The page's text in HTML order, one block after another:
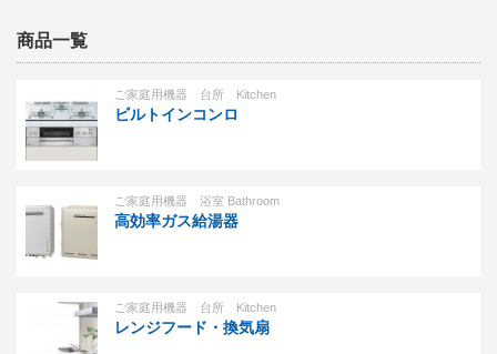
商品一覧
ご家庭用機器 台所 Kitchen
ビルトインコンロ
ご家庭用機器 浴室 Bathroom
高効率ガス給湯器
ご家庭用機器 台所 Kitchen
レンジフード・換気扇